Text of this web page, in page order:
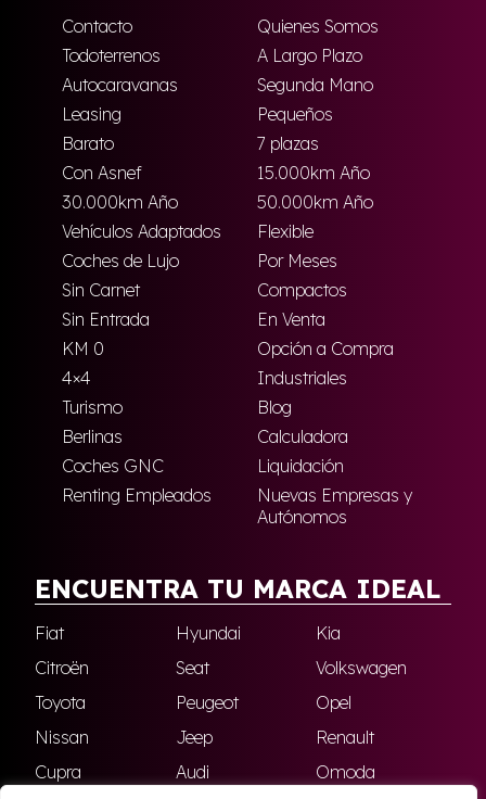
Contacto
Quienes Somos
Todoterrenos
A Largo Plazo
Autocaravanas
Segunda Mano
Leasing
Pequeños
Barato
7 plazas
Con Asnef
15.000km Año
30.000km Año
50.000km Año
Vehículos Adaptados
Flexible
Coches de Lujo
Por Meses
Sin Carnet
Compactos
Sin Entrada
En Venta
KM 0
Opción a Compra
4×4
Industriales
Turismo
Blog
Berlinas
Calculadora
Coches GNC
Liquidación
Renting Empleados
Nuevas Empresas y
Autónomos
ENCUENTRA TU MARCA IDEAL
Fiat Hyundai
Kia
Citroën
Seat
Volkswagen
Toyota
Peugeot
Opel
Nissan
Jeep
Renault
Cupra
Audi
Omoda